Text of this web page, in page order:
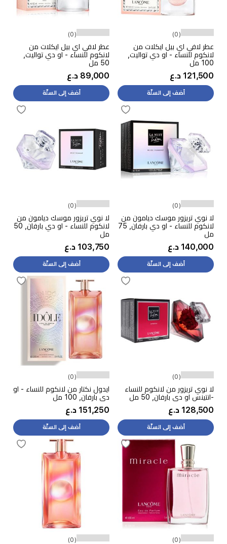
(0)
عطر لافي اي بيل ايكلات من
لانكوم للنساء - او دي تواليت,
100 مل
121,500 د.ع
أضف إلى السلّة
(0)
عطر لافي اي بيل ايكلات من
لانكوم للنساء - او دي تواليت,
50 مل
89,000 د.ع
أضف إلى السلّة
(0)
لا نوي تريزور موسك ديامون من
لانكوم للنساء - او دي بارفان, 75
مل
140,000 د.ع
أضف إلى السلّة
(0)
لا نوي تريزور موسك ديامون من
لانكوم للنساء - او دي بارفان, 50
مل
103,750 د.ع
أضف إلى السلّة
(0)
لا نوي تريزور من لانكوم للنساء
-انتينس او دي بارفان, 50 مل
128,500 د.ع
أضف إلى السلّة
(0)
ايدول نكتار من لانكوم للنساء - او
دي بارفان, 100 مل
151,250 د.ع
أضف إلى السلّة
(0)
(0)